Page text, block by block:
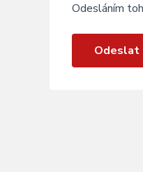
Odesláním
Odeslat